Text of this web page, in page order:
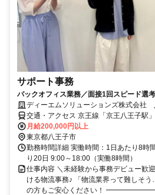
サポート事務
バックオフィス業務／面接1回スピード選
ディーエムソリューションズ株式会社
センター
交通・アクセス 京王線「京王八王子駅
月給200,000円以上
東京都八王子市
勤務時間詳細 実働時間：1日あたり8時
り20日 9:00～18:00（実働8時間）
仕事内容 ＼未経験から事務デビュー歓
ける物流事務♪ 「物流業界って難しそ
の方もご安心ください！